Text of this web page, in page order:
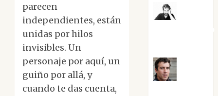
parecen
independientes, están
unidas por hilos
invisibles. Un
personaje por aquí, un
guiño por allá, y
cuando te das cuenta,